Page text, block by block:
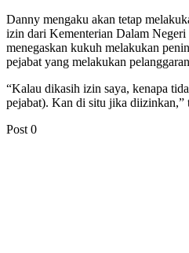
Danny mengaku akan tetap
izin dari Kementerian Dalam
menegaskan kukuh melakukan
pejabat yang melakukan
“Kalau dikasih izin saya, kenapa
pejabat). Kan di situ jika
Post 0